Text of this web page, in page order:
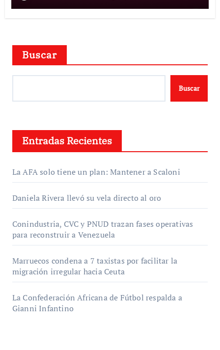
Buscar
Buscar
Entradas Recientes
La AFA solo tiene un plan: Mantener a Scaloni
Daniela Rivera llevó su vela directo al oro
Conindustria, CVC y PNUD trazan fases operativas
para reconstruir a Venezuela
Marruecos condena a 7 taxistas por facilitar la
migración irregular hacia Ceuta
La Confederación Africana de Fútbol respalda a
Gianni Infantino